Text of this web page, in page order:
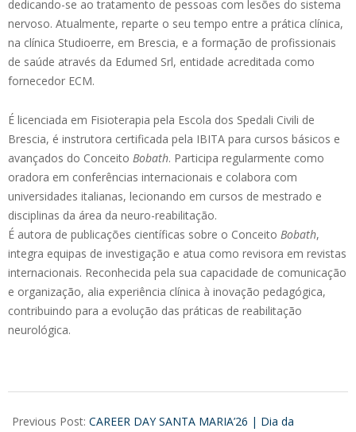
dedicando-se ao tratamento de pessoas com lesões do sistema
nervoso. Atualmente, reparte o seu tempo entre a prática clínica,
na clínica Studioerre, em Brescia, e a formação de profissionais
de saúde através da Edumed Srl, entidade acreditada como
fornecedor ECM.
É licenciada em Fisioterapia pela Escola dos Spedali Civili de
Brescia, é instrutora certificada pela IBITA para cursos básicos e
avançados do Conceito Bobath. Participa regularmente como
oradora em conferências internacionais e colabora com
universidades italianas, lecionando em cursos de mestrado e
disciplinas da área da neuro-reabilitação.
É autora de publicações científicas sobre o Conceito Bobath,
integra equipas de investigação e atua como revisora em revistas
internacionais. Reconhecida pela sua capacidade de comunicação
e organização, alia experiência clínica à inovação pedagógica,
contribuindo para a evolução das práticas de reabilitação
neurológica.
05-
Previous Post: CAREER DAY SANTA MARIA’26 | Dia da